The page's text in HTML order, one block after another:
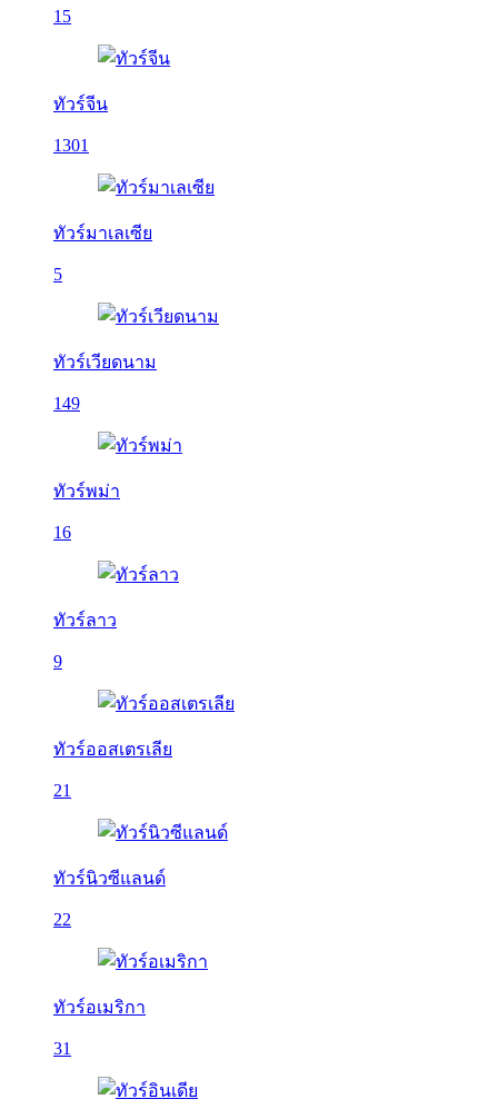
15
ทัวร์จีน
1301
ทัวร์มาเลเซีย
5
ทัวร์เวียดนาม
149
ทัวร์พม่า
16
ทัวร์ลาว
9
ทัวร์ออสเตรเลีย
21
ทัวร์นิวซีแลนด์
22
ทัวร์อเมริกา
31